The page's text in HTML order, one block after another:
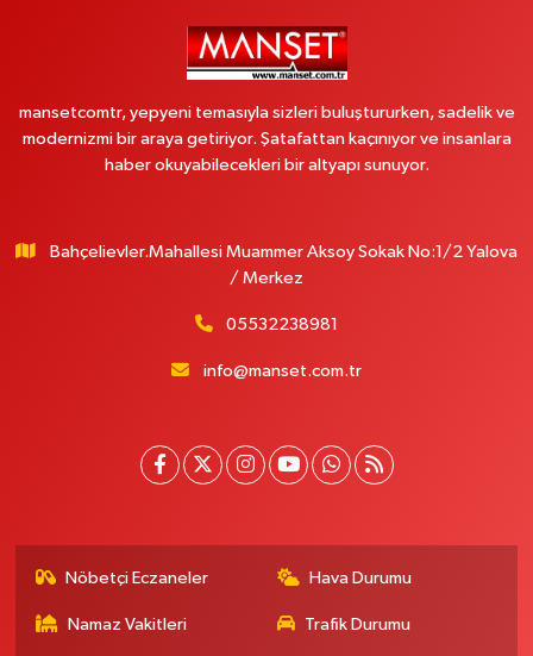
mansetcomtr, yepyeni temasıyla sizleri buluştururken, sadelik ve
modernizmi bir araya getiriyor. Şatafattan kaçınıyor ve insanlara
haber okuyabilecekleri bir altyapı sunuyor.
Bahçelievler.Mahallesi Muammer Aksoy Sokak No:1/2 Yalova
/ Merkez
05532238981
info@manset.com.tr
Nöbetçi Eczaneler Hava Durumu
Namaz Vakitleri Trafik Durumu